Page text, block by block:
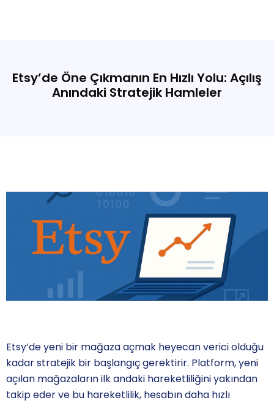
Etsy’de Öne Çıkmanın En Hızlı Yolu: Açılış
Anındaki Stratejik Hamleler
Etsy’de yeni bir mağaza açmak heyecan verici olduğu
kadar stratejik bir başlangıç gerektirir. Platform, yeni
açılan mağazaların ilk andaki hareketliliğini yakından
takip eder ve bu hareketlilik, hesabın daha hızlı